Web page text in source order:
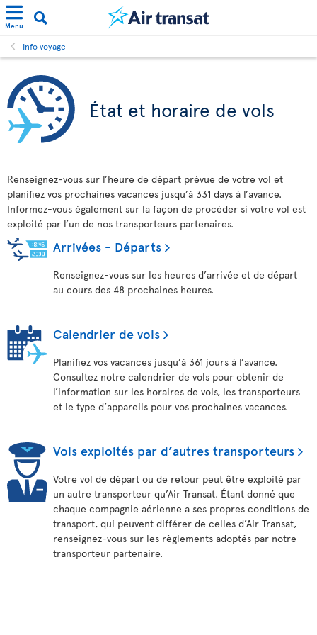
Menu
Info voyage
État et horaire de vols
Renseignez-vous sur l’heure de départ prévue de votre vol et
planifiez vos prochaines vacances jusqu’à 331 days à l’avance.
Informez-vous également sur la façon de procéder si votre vol est
exploité par l’un de nos transporteurs partenaires.
Arrivées - Départs
Renseignez-vous sur les heures d’arrivée et de départ
au cours des 48 prochaines heures.
Calendrier de vols
Planifiez vos vacances jusqu’à 361 jours à l’avance.
Consultez notre calendrier de vols pour obtenir de
l’information sur les horaires de vols, les transporteurs
et le type d’appareils pour vos prochaines vacances.
Vols exploités par d’autres transporteurs
Votre vol de départ ou de retour peut être exploité par
un autre transporteur qu’Air Transat. Étant donné que
chaque compagnie aérienne a ses propres conditions de
transport, qui peuvent différer de celles d’Air Transat,
renseignez-vous sur les règlements adoptés par notre
transporteur partenaire.